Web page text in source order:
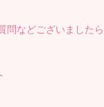
問などございました